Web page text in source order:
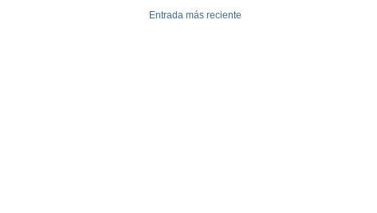
Entrada más reciente